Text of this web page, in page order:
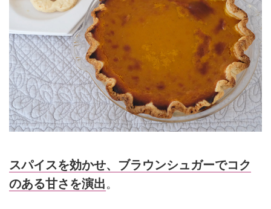
スパイスを効かせ、ブラウンシュガーでコク
のある甘さを演出。